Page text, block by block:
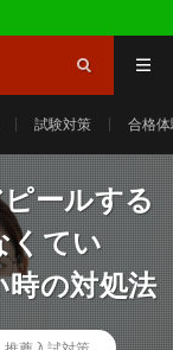
試験対策 合格
ピールする
くてい
の対処法